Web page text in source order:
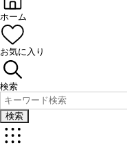
ホーム
お気に入り
検索
検索